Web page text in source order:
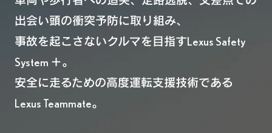
出会い頭の衝突予防に取り組み、
事故を起こさないクルマを目指すLexus Safety
System ＋。
安全に走るための高度運転支援技術である
Lexus Teammate。